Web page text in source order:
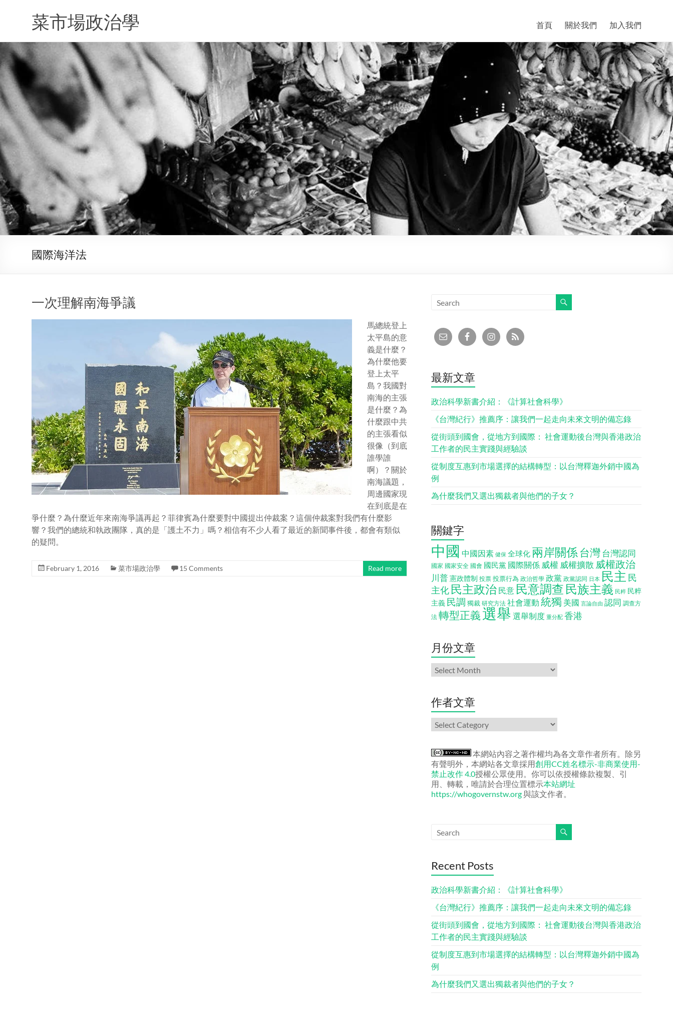
菜市場政治學 首頁 關於我們 加入我們
國際海洋法
一次理解南海爭議
馬總統登上
太平島的意
義是什麼？
為什麼他要
登上太平
島？我國對
南海的主張
是什麼？為
什麼跟中共
的主張看似
很像（到底
誰學誰
啊）？關於
南海議題，
周邊國家現
在到底是在
爭什麼？為什麼近年來南海爭議再起？菲律賓為什麼要對中國提出仲裁案？這個仲裁案對我們有什麼影
響？我們的總統和執政團隊，真的是「護土不力」嗎？相信有不少人看了最近的新聞事件後，都會有類似
的疑問。
February 1, 2016 菜市場政治學 15 Comments Read more
最新文章
政治科學新書介紹：《計算社會科學》
《台灣紀行》推薦序：讓我們一起走向未來文明的備忘錄
從街頭到國會，從地方到國際： 社會運動後台灣與香港政治
工作者的民主實踐與經驗談
從制度互惠到市場選擇的結構轉型：以台灣釋迦外銷中國為
例
為什麼我們又選出獨裁者與他們的子女？
關鍵字
中國 中國因素 健保 全球化 兩岸關係 台灣台灣認同
國家 國家安全 國會 國民黨 國際關係 威權 威權擴散 威權政治
川普憲政體制 投票 投票行為 政治哲學 政黨 政黨認同 日本 民主 民
主化 民主政治 民意 民意調查 民族主義 民粹 民粹
主義 民調 獨裁 研究方法 社會運動 統獨 美國 言論自由 認同 調查方
法 轉型正義 選舉 選舉制度 重分配 香港
月份文章
月
份
章
作者文章
作
者
章
本網站內容之著作權均為各文章作者所有。除另
有聲明外，本網站各文章採用創用CC姓名標示-非商業使用-
禁止改作 4.0授權公眾使用。你可以依授權條款複製、引
用、轉載，唯請於合理位置標示本站網址
https://whogovernstw.org與該文作者。
Recent Posts
政治科學新書介紹：《計算社會科學》
《台灣紀行》推薦序：讓我們一起走向未來文明的備忘錄
從街頭到國會，從地方到國際： 社會運動後台灣與香港政治
工作者的民主實踐與經驗談
從制度互惠到市場選擇的結構轉型：以台灣釋迦外銷中國為
例
為什麼我們又選出獨裁者與他們的子女？